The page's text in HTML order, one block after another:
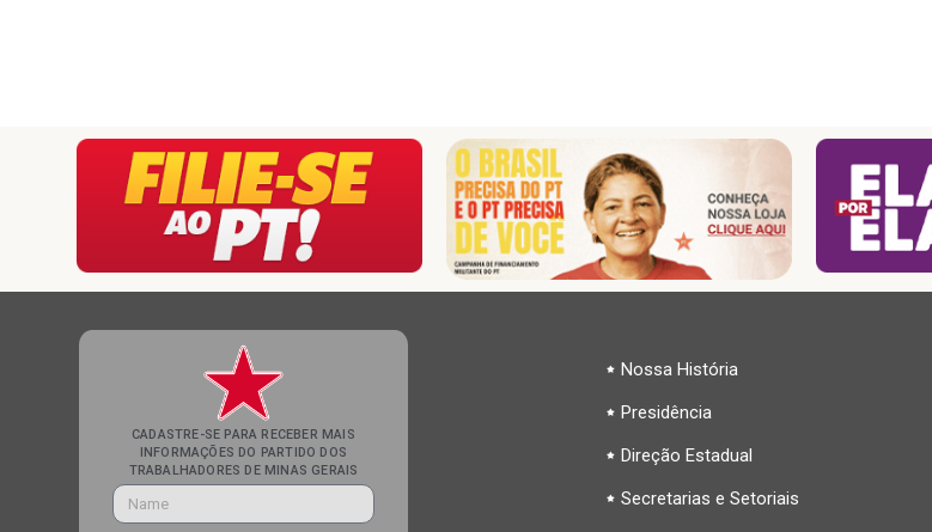
CADASTRE-SE PARA RECEBER MAIS
INFORMAÇÕES DO PARTIDO DOS
TRABALHADORES DE MINAS GERAIS
Nossa História
Presidência
Direção Estadual
Secretarias e Setoriais